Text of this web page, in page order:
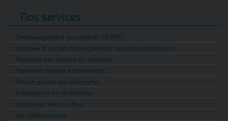
Nos services
Cadeaux/paniers gourmands CE/PRO
Cadeaux d’accueil hébergements touristiques bretons
Paiement par chèque ou virement
Paiement mandat administratif
Retrait gratuit sur Guingamp
Evénements et cérémonies
Composez votre coffret
Les codes promo